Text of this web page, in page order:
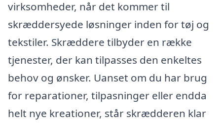
virksomheder, når det kommer til
skræddersyede løsninger inden for tøj og
tekstiler. Skræddere tilbyder en række
tjenester, der kan tilpasses den enkeltes
behov og ønsker. Uanset om du har brug
for reparationer, tilpasninger eller endda
helt nye kreationer, står skrædderen klar